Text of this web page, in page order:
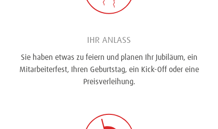
IHR ANLASS
Sie haben etwas zu feiern und planen Ihr Jubiläum, ein
Mitarbeiterfest, Ihren Geburtstag, ein Kick-Off oder eine
Preisverleihung.